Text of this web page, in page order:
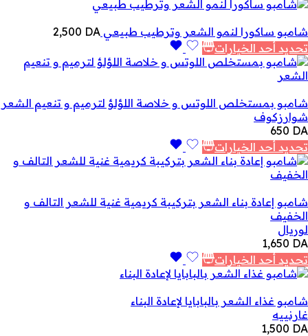
شامبو ساكورا لنمو الشعر وترطيب طبيعي 2,500 DA
تحديد أحد الخيارات
شامبو بمستخلص اللوتس و خلاصة اللؤلؤ لترميم و تنعيم الشعر
شوارزكوف
650 DA
تحديد أحد الخيارات
شامبو إعادة بناء الشعر بتركيبة كريمية غنية للشعر التالف و
الخفيف
لوريال
1,650 DA
تحديد أحد الخيارات
شامبو غذاء الشعر بالبابايا لإعادة البناء
غارنييه
1,500 DA